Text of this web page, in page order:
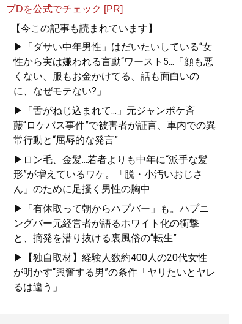
プDを公式でチェック [PR]
【今この記事も読まれています】
▶「ダサい中年男性」はだいたいしている“女
性から実は嫌われる言動“ワースト5...「顔も悪
くない、服もお金かけてる、話も面白いの
に、なぜモテない?」
▶「舌がねじ込まれて...」元ジャンポケ斉
藤“ロケバス事件”で被害者が証言、車内での異
常行動と“屈辱的な発言”
▶ロン毛、金髪...若者よりも中年に“派手な髪
形”が増えているワケ。「脱・小汚いおじさ
ん」のために足掻く男性の胸中
▶「有休取って朝からハプバー」も。ハプニ
ングバー元経営者が語るホワイト化の衝撃
と、摘発を潜り抜ける裏風俗の“転生”
▶【独自取材】経験人数約400人の20代女性
が明かす“興奮する男”の条件「ヤリたいとヤレ
るは違う」